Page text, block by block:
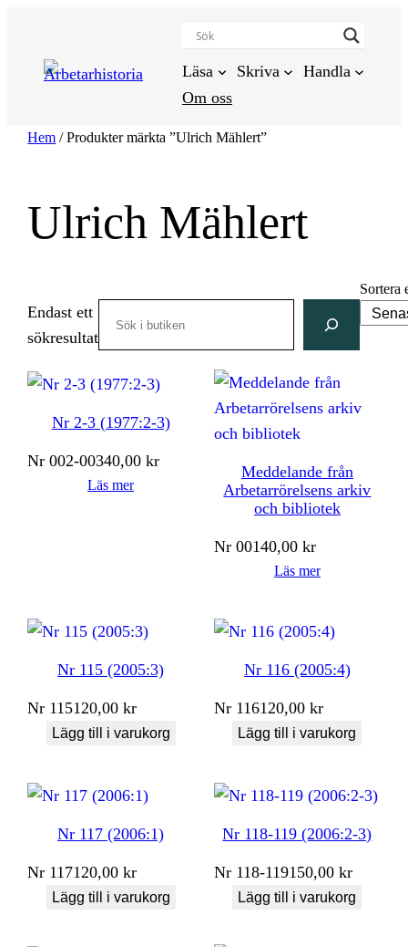
innehåll
Läsa Skriva
Handla
Om oss
Hem / Produkter märkta ”Ulrich Mählert”
Ulrich Mählert
Endast ett
sökresultat
Sortera
Nr 2-3 (1977:2-3)
Nr 002-00340,00kr
Läs mer
Meddelande från
Arbetarrörelsens arkiv
och bibliotek
Nr 00140,00kr
Läs mer
Nr 115 (2005:3)
Nr 115120,00kr
Lägg till i varukorg
Nr 116 (2005:4)
Nr 116120,00kr
Lägg till i varukorg
Nr 117 (2006:1)
Nr 117120,00kr
Lägg till i varukorg
Nr 118-119 (2006:2-3)
Nr 118-119150,00kr
Lägg till i varukorg